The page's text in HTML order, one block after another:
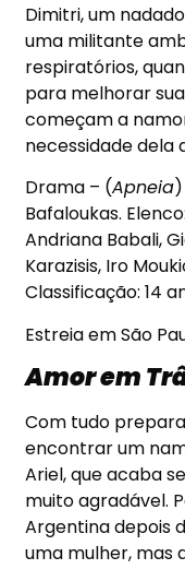
Dimitri, um
uma militante
respiratórios,
para melhorar
começam a
necessidade dela
Drama – (Apneia
Bafaloukas.
Andriana Babali,
Karazisis, Iro
Classificação: 14
Estreia em São
Amor em
Com tudo
encontrar um
Ariel, que acaba
muito agradável.
Argentina depois
uma mulher, mas